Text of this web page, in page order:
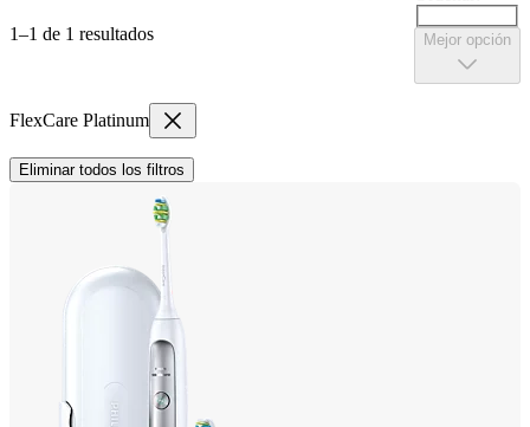
1–1 de 1 resultados Mejor opción
FlexCare Platinum
Eliminar todos los filtros